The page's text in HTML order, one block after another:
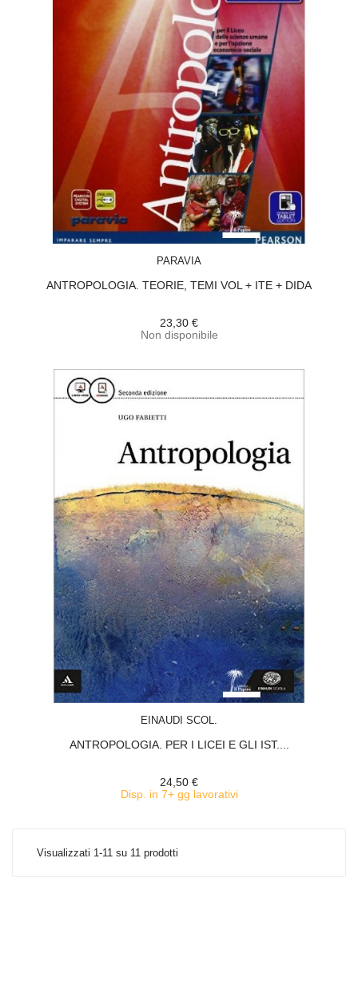
PARAVIA
ANTROPOLOGIA. TEORIE, TEMI VOL + ITE + DIDA
23,30 €
Non disponibile
EINAUDI SCOL.
ANTROPOLOGIA. PER I LICEI E GLI IST....
24,50 €
Disp. in 7+ gg lavorativi
Visualizzati 1-11 su 11 prodotti